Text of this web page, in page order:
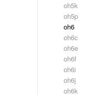
oh5k
oh5p
oh6
oh6c
oh6e
oh6f
oh6i
oh6j
oh6k